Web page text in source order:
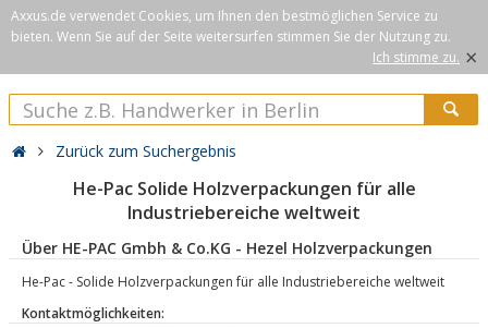
Axxus.de verwendet Cookies, um Ihnen den bestmöglichen Service zu
bieten. Wenn Sie auf der Seite weitersurfen stimmen Sie der Nutzung zu.
Ich stimme zu. ×
Zurück zum Suchergebnis
He-Pac Solide Holzverpackungen für alle
Industriebereiche weltweit
Über HE-PAC Gmbh & Co.KG - Hezel Holzverpackungen
He-Pac - Solide Holzverpackungen für alle Industriebereiche weltweit
Kontaktmöglichkeiten: